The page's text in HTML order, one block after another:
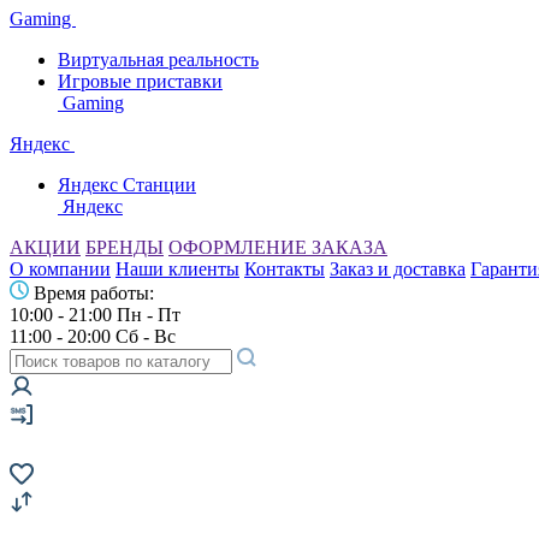
Gaming
Виртуальная реальность
Игровые приставки
Gaming
Яндекс
Яндекс Станции
Яндекс
АКЦИИ БРЕНДЫ ОФОРМЛЕНИЕ ЗАКАЗА
О компании Наши клиенты Контакты Заказ и доставка
Время работы:
10:00 - 21:00 Пн - Пт
11:00 - 20:00 Сб - Вс